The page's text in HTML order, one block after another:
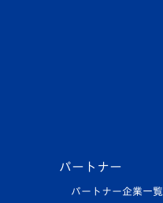
パートナー
パートナー企業一覧